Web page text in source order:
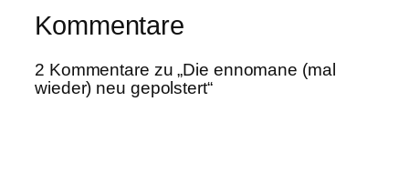
Kommentare
2 Kommentare zu „Die ennomane (mal
wieder) neu gepolstert“